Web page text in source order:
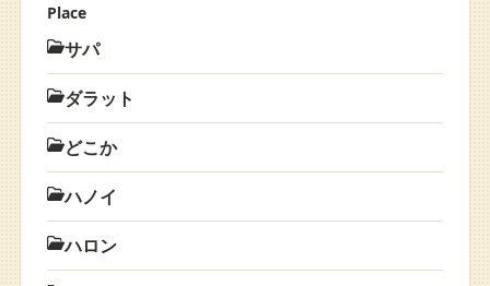
Place
サパ
ダラット
どこか
ハノイ
ハロン